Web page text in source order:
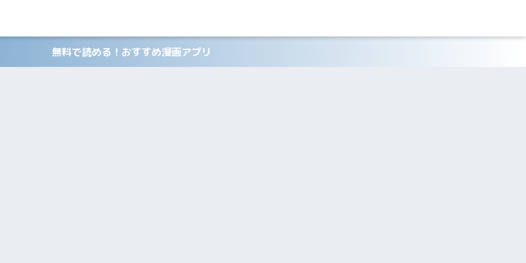
無料で読める！おすすめ漫画アプリ